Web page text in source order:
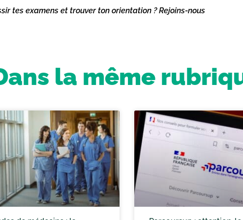
tes examens et trouver ton orientation ? Rejoins-nous
la même